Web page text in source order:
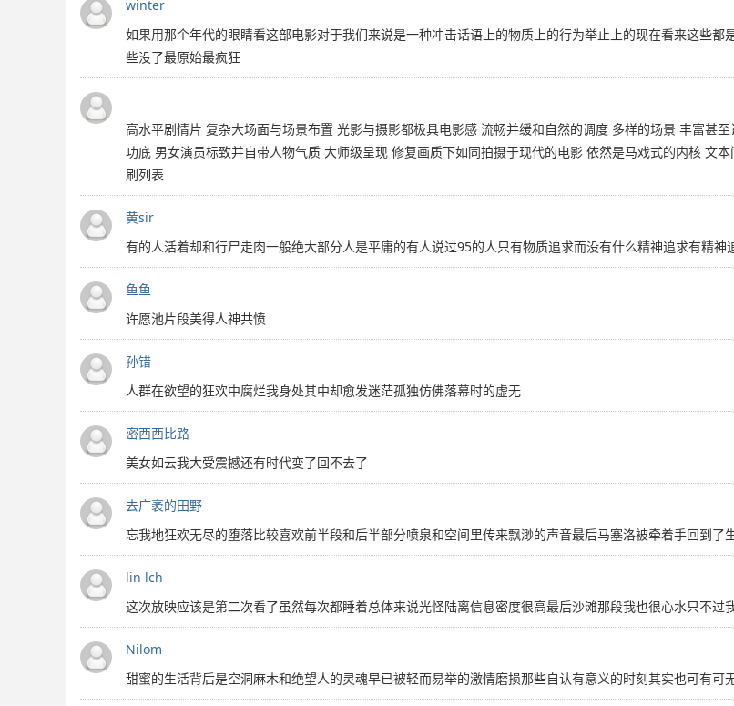
winter
如果用那个年代的眼睛看这部电影对于我们来说是一种冲击话语上的物质上的行为举止上的现在看来这些
些没了最原始最疯狂
高水平剧情片 复杂大场面与场景布置 光影与摄影都极具电影感 流畅并缓和自然的调度 多样的场景 丰富甚
功底 男女演员标致并自带人物气质 大师级呈现 修复画质下如同拍摄于现代的电影 依然是马戏式的内核 文
刷列表
黄sir
有的人活着却和行尸走肉一般绝大部分人是平庸的有人说过95的人只有物质追求而没有什么精神追求有精
鱼鱼
许愿池片段美得人神共愤
孙错
人群在欲望的狂欢中腐烂我身处其中却愈发迷茫孤独仿佛落幕时的虚无
密西西比路
美女如云我大受震撼还有时代变了回不去了
去广袤的田野
忘我地狂欢无尽的堕落比较喜欢前半段和后半部分喷泉和空间里传来飘渺的声音最后马塞洛被牵着手回到了
lin lch
这次放映应该是第二次看了虽然每次都睡着总体来说光怪陆离信息密度很高最后沙滩那段我也很心水只不过
Nilom
甜蜜的生活背后是空洞麻木和绝望人的灵魂早已被轻而易举的激情磨损那些自认有意义的时刻其实也可有可